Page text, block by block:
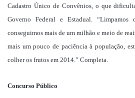
Cadastro Único de Convênios, o que
Governo Federal e Estadual.
conseguimos mais de um milhão e meio de
mais um pouco de paciência à população,
colher os frutos em 2014.” Completa.
Concurso Público